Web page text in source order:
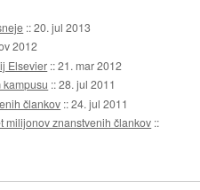
::20. jul 2013
2012
Elsevier ::21. mar 2012
kampusu ::28. jul 2011
člankov ::24. jul 2011
milijonov znanstvenih člankov ::